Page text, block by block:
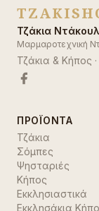
Τζάκια
Μαρμαροτεχνική
Τζάκια & Κήπος
ΠΡΟΪΌΝΤΑ
Τζάκια
Σόμπες
Ψησταριές
Κήπος
Εκκλησιαστικά
Εκκλησάκια